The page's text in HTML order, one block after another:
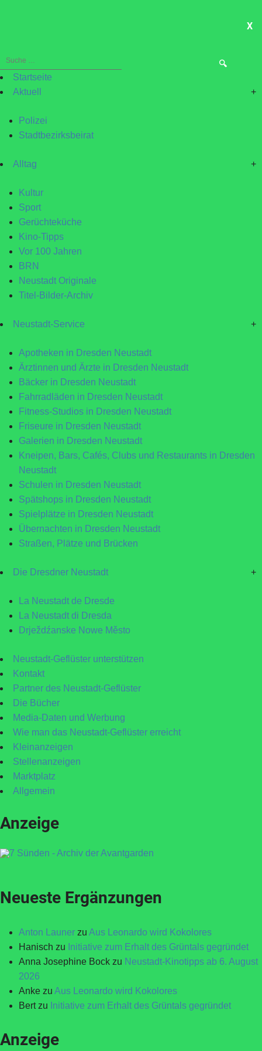
X
Suche
nach:Startseite
Aktuell
+
Polizei
Stadtbezirksbeirat
Alltag +
Kultur
Sport
Gerüchteküche
Kino-Tipps
Vor 100 Jahren
BRN
Neustadt Originale
Titel-Bilder-Archiv
Neustadt-Service +
Apotheken in Dresden Neustadt
Ärztinnen und Ärzte in Dresden Neustadt
Bäcker in Dresden Neustadt
Fahrradläden in Dresden Neustadt
Fitness-Studios in Dresden Neustadt
Friseure in Dresden Neustadt
Galerien in Dresden Neustadt
Kneipen, Bars, Cafés, Clubs und Restaurants in Dresden
Neustadt
Schulen in Dresden Neustadt
Spätshops in Dresden Neustadt
Spielplätze in Dresden Neustadt
Übernachten in Dresden Neustadt
Straßen, Plätze und Brücken
Die Dresdner Neustadt +
La Neustadt de Dresde
La Neustadt di Dresda
Drježdźanske Nowe Město
Neustadt-Geflüster unterstützen
Kontakt
Partner des Neustadt-Geflüster
Die Bücher
Media-Daten und Werbung
Wie man das Neustadt-Geflüster erreicht
Kleinanzeigen
Stellenanzeigen
Marktplatz
Allgemein
Anzeige
Neueste Ergänzungen
Anton Launer zu Aus Leonardo wird Kokolores
Hanisch zu Initiative zum Erhalt des Grüntals gegründet
Anna Josephine Bock zu Neustadt-Kinotipps ab 6. August
2026
Anke zu Aus Leonardo wird Kokolores
Bertzu Initiative zum Erhalt des Grüntals gegründet
Anzeige